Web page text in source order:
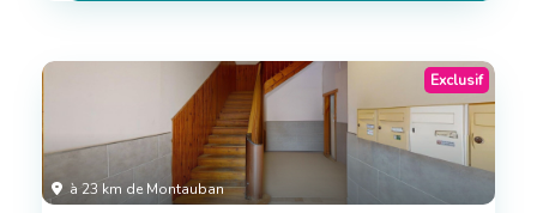
à 23 km de Montauban
Exclusif